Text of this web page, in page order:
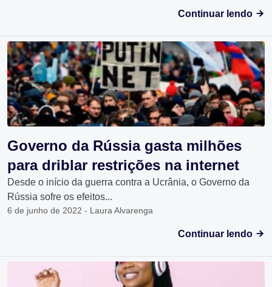
Continuar lendo
Governo da Rússia gasta milhões
para driblar restrições na internet
Desde o início da guerra contra a Ucrânia, o Governo da
Rússia sofre os efeitos...
6 de junho de 2022 - Laura Alvarenga
Continuar lendo